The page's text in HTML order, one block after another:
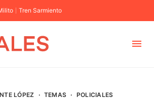
Tren Sarmiento
LÓPEZ · TEMAS · POLICIALES